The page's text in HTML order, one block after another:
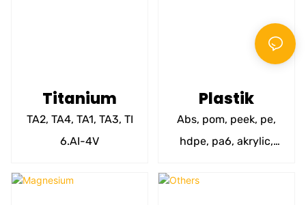
Titanium
TA2, TA4, TA1, TA3, TI
6.AI-4V
Plastik
Abs, pom, peek, pe,
hdpe, pa6, akrylic,
pp, ps, pu, pbt, pei,